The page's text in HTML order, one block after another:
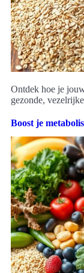
Ontdek hoe je
gezonde,
Boost je